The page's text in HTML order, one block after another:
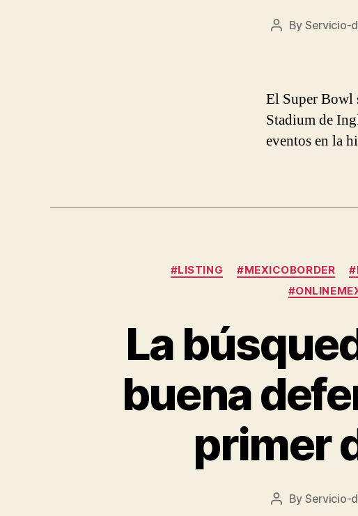
Post
By Servicio-
El Super Bowl
Stadium de
eventos en la
#LISTING #MEXICOBORDER
La
buena
primer
Post
By Servicio-